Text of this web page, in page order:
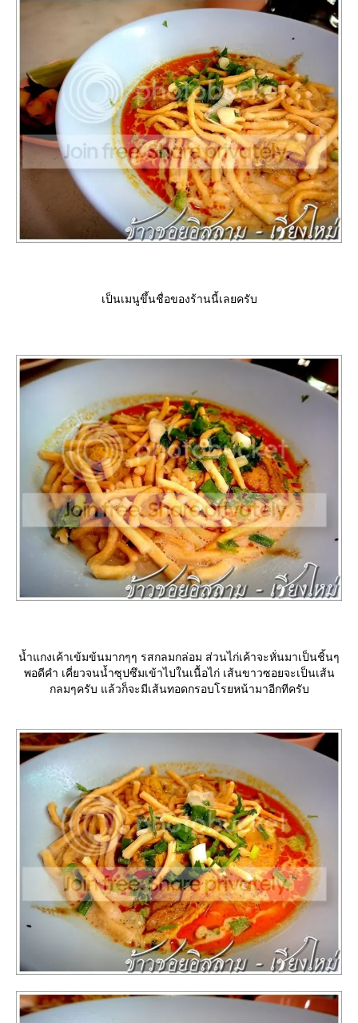
เป็นเมนูขึ้นชื่อของร้านนี้เลยครับ
น้ำแกงเค้าเข้มข้นมากๆๆ รสกลมกล่อม ส่วนไก่เค้าจะหั่นมาเป็นชิ้นๆ
พอดีคำ เคี่ยวจนน้ำซุปซึมเข้าไปในเนื้อไก่ เส้นขาวซอยจะเป็นเส้น
กลมๆครับ แล้วก็จะมีเส้นทอดกรอบโรยหน้ามาอีกทีครับ